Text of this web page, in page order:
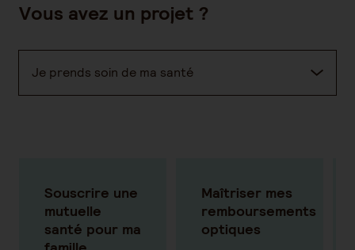
Vous avez un projet ?
Je prends soin de ma santé
Souscrire une
mutuelle
santé pour ma
Maîtriser mes
remboursements
optiques